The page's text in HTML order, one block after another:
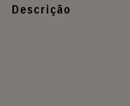
Descrição